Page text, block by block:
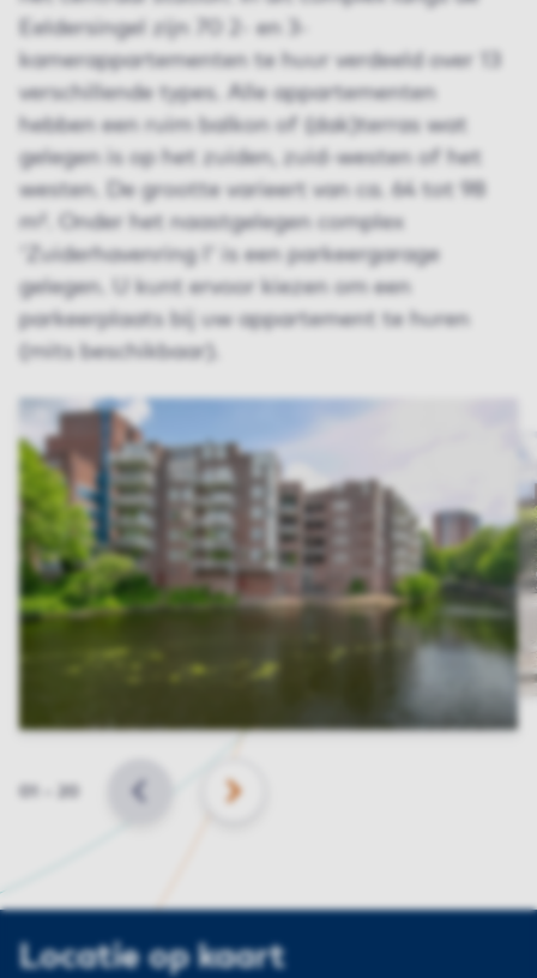
Eeldersingel zijn 70 2- en 3-
kamerappartementen te huur verdeeld over 13
verschillende types. Alle appartementen
hebben een ruim balkon of (dak)terras wat
gelegen is op het zuiden, zuid-westen of het
westen. De grootte varieert van ca. 64 tot 98
m². Onder het naastgelegen complex
'Zuiderhavenring I' is een parkeergarage
gelegen. U kunt ervoor kiezen om een
parkeerplaats bij uw appartement te huren
(mits beschikbaar).
Slide
VORIGE VOLGENDE
Locatie op kaart